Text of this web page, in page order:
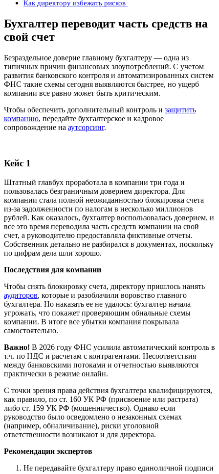
Как директору избежать рисков
Бухгалтер переводит часть средств на
свой счет
Безраздельное доверие главному бухгалтеру — одна из
типичных причин финансовых злоупотреблений. С учетом
развития банковского контроля и автоматизированных систем
ФНС такие схемы сегодня выявляются быстрее, но ущерб
компании все равно может быть критическим.
Чтобы обеспечить дополнительный контроль и защитить
компанию, передайте бухгалтерское и кадровое
сопровождение на аутсорсинг.
Кейс 1
Штатный главбух проработала в компании три года и
пользовалась безграничным доверием директора. Для
компании стала полной неожиданностью блокировка счета
из-за задолженности по налогам в несколько миллионов
рублей. Как оказалось, бухгалтер воспользовалась доверием, и
все это время переводила часть средств компании на свой
счет, а руководителю предоставляла фиктивные отчеты.
Собственник детально не разбирался в документах, поскольку
по цифрам дела шли хорошо.
Последствия для компании
Чтобы снять блокировку счета, директору пришлось нанять
аудиторов, которые и разоблачили воровство главного
бухгалтера. Но наказать ее не удалось: бухгалтер начала
угрожать, что покажет проверяющим обнальные схемы
компании. В итоге все убытки компания покрывала
самостоятельно.
Важно! В 2026 году ФНС усилила автоматический контроль в
т.ч. по НДС и расчетам с контрагентами. Несоответствия
между банковскими потоками и отчетностью выявляются
практически в режиме онлайн.
С точки зрения права действия бухгалтера квалифицируются,
как правило, по ст. 160 УК РФ (присвоение или растрата)
либо ст. 159 УК РФ (мошенничество). Однако если
руководство было осведомлено о незаконных схемах
(например, обналичивание), риски уголовной
ответственности возникают и для директора.
Рекомендации экспертов
Не передавайте бухгалтеру право единоличной подписи